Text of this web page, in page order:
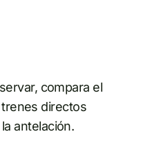
compara el
directos
antelación.